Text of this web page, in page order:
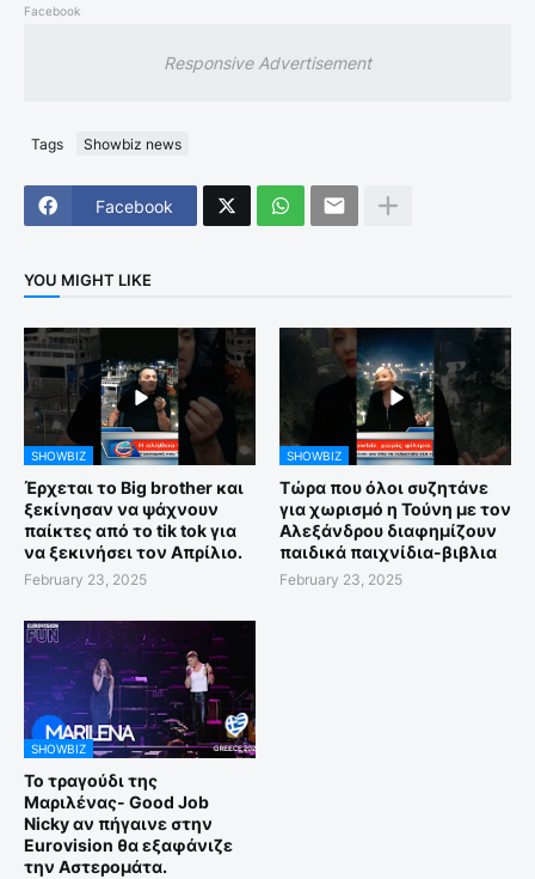
Facebook
Responsive Advertisement
Tags Showbiz news
Facebook
YOU MIGHT LIKE
SHOWBIZ
Έρχεται το Big brother και
ξεκίνησαν να ψάχνουν
παίκτες από το tik tok για
να ξεκινήσει τον Απρίλιο.
February 23, 2025
SHOWBIZ
Τώρα που όλοι συζητάνε
για χωρισμό η Τούνη με τον
Αλεξάνδρου διαφημίζουν
παιδικά παιχνίδια-βιβλια
February 23, 2025
SHOWBIZ
Το τραγούδι της
Μαριλένας- Good Job
Nicky αν πήγαινε στην
Eurovision θα εξαφάνιζε
την Αστερομάτα.